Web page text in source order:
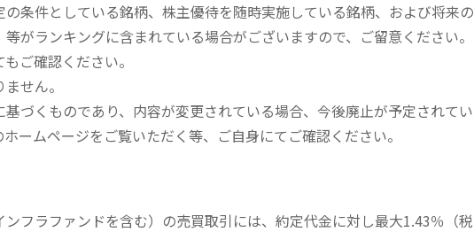
条件としている銘柄、株主優待を随時実施している銘柄、および将来の
がランキングに含まれている場合がございますので、ご留意ください。
ご確認ください。
せん。
づくものであり、内容が変更されている場合、今後廃止が予定されてい
ームページをご覧いただく等、ご自身にてご確認ください。
フラファンドを含む）の売買取引には、約定代金に対し最大1.43％（税